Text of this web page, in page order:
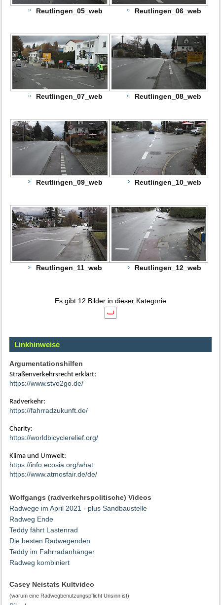
Reutlingen_05_web Reutlingen_06_web
Reutlingen_07_web Reutlingen_08_web
Reutlingen_09_web Reutlingen_10_web
Reutlingen_11_web Reutlingen_12_web
Es gibt 12 Bilder in dieser Kategorie
Linkhinweise
Argumentationshilfen
Straßenverkehrsrecht erklärt:
https://www.stvo2go.de/
Radverkehr:
https://fahrradzukunft.de/
Charity:
https://worldbicyclerelief.org/
Klima und Umwelt:
https://info.ecosia.org/what
https://www.atmosfair.de/de/
Wolfgangs (radverkehrspolitische) Videos
Radwege im April 2021 - plus Sandbaustelle
Radweg Ende
Teddy fährt Lastenrad
Die besten Radwegenden
Teddy im Fahrradanhänger
Radweg kombiniert
Casey Neistats Kultvideo
(warum eine Radwegbenutzungspflicht Unsinn ist)